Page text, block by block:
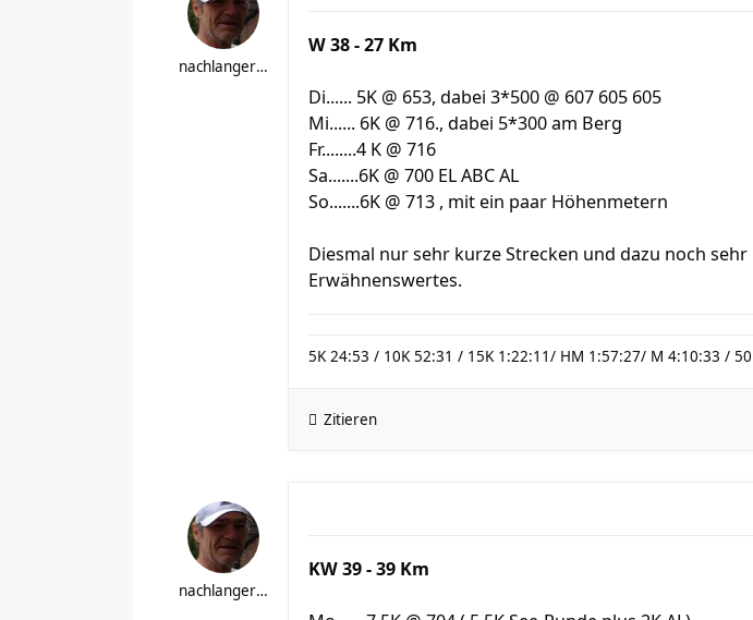
nachlangerpause
W 38 - 27 Km
Di...... 5K @ 653, dabei 3*500 @ 607 605 605
Mi...... 6K @ 716., dabei 5*300 am Berg
Fr........4 K @ 716
Sa.......6K @ 700 EL ABC AL
So.......6K @ 713 , mit ein paar Höhenmetern
Diesmal nur sehr kurze Strecken und dazu noch
Erwähnenswertes.
5K 24:53 / 10K 52:31 / 15K 1:22:11/ HM 1:57:27/ M 4:10:33 /
Zitieren
nachlangerpause
KW 39 - 39 Km